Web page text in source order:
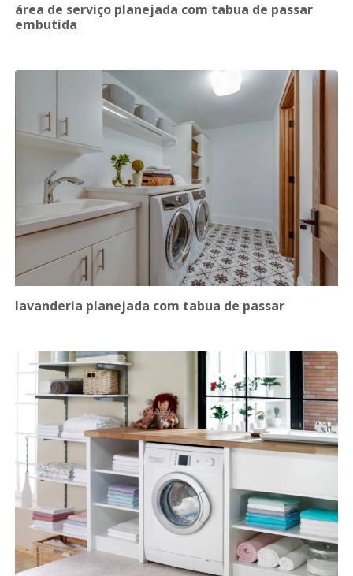
área de serviço planejada com tabua de passar
embutida
lavanderia planejada com tabua de passar